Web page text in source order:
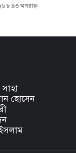
৮:৪৩ অপরাহ্ণ
হোসেন